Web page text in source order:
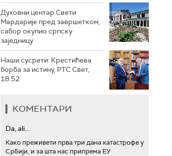
Духовни центар Свети
Мардарије пред завршетком,
сабор окупио српску
заједницу
Наши сусрети: Крестићева
борба за истину, РТС Свет,
18.52
КОМЕНТАРИ
Da, ali...
Како преживети прва три дана катастрофе у
Србији, и за шта нас припрема ЕУ